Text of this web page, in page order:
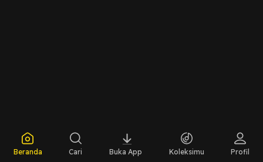
Beranda Cari Buka App Koleksimu Profil